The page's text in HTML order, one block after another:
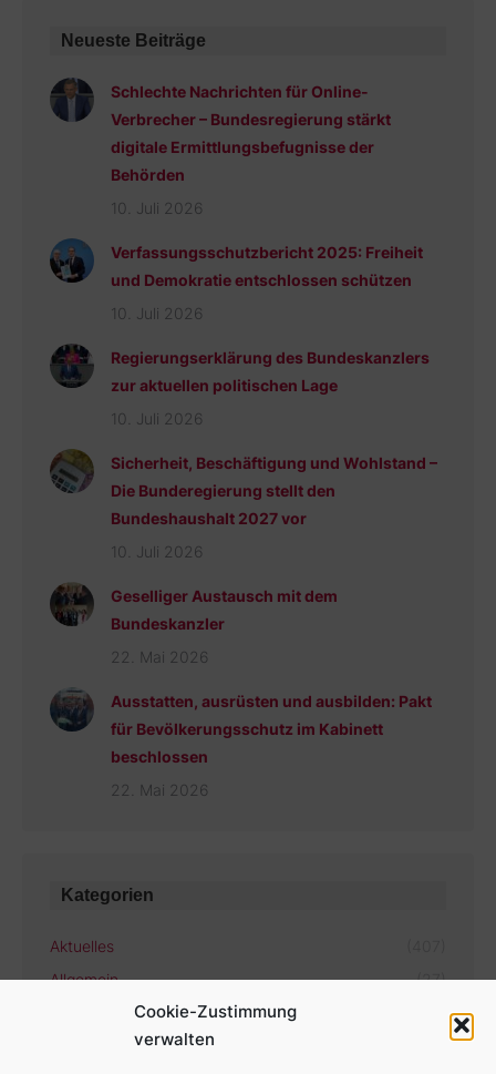
Cookie-Zustimmung
verwalten
Neueste Beiträge
Schlechte Nachrichten für Online-
Verbrecher – Bundesregierung stärkt
digitale Ermittlungsbefugnisse der
Behörden
10. Juli 2026
Verfassungsschutzbericht 2025: Freiheit
und Demokratie entschlossen schützen
10. Juli 2026
Regierungserklärung des Bundeskanzlers
zur aktuellen politischen Lage
10. Juli 2026
Sicherheit, Beschäftigung und Wohlstand –
Die Bunderegierung stellt den
Bundeshaushalt 2027 vor
10. Juli 2026
Geselliger Austausch mit dem
Bundeskanzler
22. Mai 2026
Ausstatten, ausrüsten und ausbilden: Pakt
für Bevölkerungsschutz im Kabinett
beschlossen
22. Mai 2026
Kategorien
Aktuelles
Allgemein
(27)